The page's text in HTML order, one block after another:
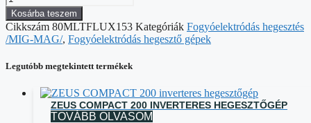
Kosárba teszem
Cikkszám 80MLTFLUX153 Kategóriák Fogyóelektródás hegesztés
/MIG-MAG/, Fogyóelektródás hegesztő gépek
Legutóbb megtekintett termékek
ZEUS COMPACT 200 INVERTERES HEGESZTŐGÉP
TOVÁBB OLVASOM